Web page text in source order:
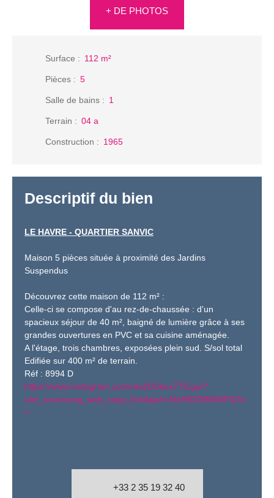
+ DE PHOTOS
Surface : 112 m²
Pièces : 5
Salle de bains : 1
Terrain : 04 a
Construction : 1965
Descriptif du bien
LE HAVRE - QUARTIER SANVIC
Maison 5 pièces située à proximité des Jardins
Suspendus
Découvrez cette maison de 112 m² :
Celle-ci se compose d'au rez-de-chaussée : d'un
spacieux séjour de 40 m², baigné de lumière grâce à ses
grandes ouvertures en PVC et sa cuisine aménagée.
A l'étage, trois chambres, exposées plein sud. S/sol total
Edifiée sur 400 m² de terrain.
Réf : 8994 D
https://www.instagram.com/reel/DSkox77iCgu/?
utm_source=ig_web_copy_link&igsh=MzRlODBiNWFlZA=
=
+33 2 35 19 32 40